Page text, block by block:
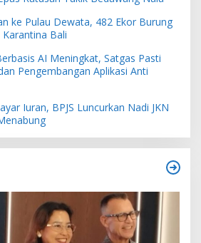
ke Pulau Dewata, 482 Ekor Burung
Bali
AI Meningkat, Satgas Pasti
Pengembangan Aplikasi Anti
Iuran, BPJS Luncurkan Nadi JKN